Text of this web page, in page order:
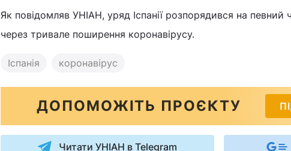
Як повідомляв УНІАН, уряд Іспанії розпорядився на певний
через тривале поширення коронавірусу.
Іспанія коронавірус
ДОПОМОЖІТЬ ПРОЄКТУ
Читати УНІАН в Telegram